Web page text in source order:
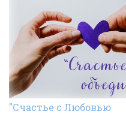
"Счастье с Любовью